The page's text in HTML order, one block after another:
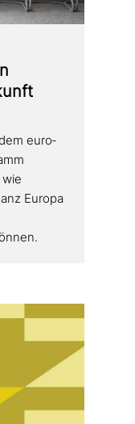
euro­
Europa